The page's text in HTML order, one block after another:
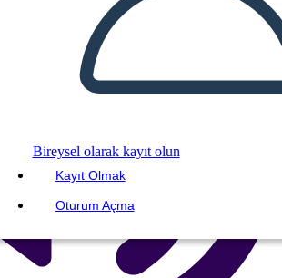
Bireysel olarak kayıt olun
Kayıt Olmak
Oturum Açma